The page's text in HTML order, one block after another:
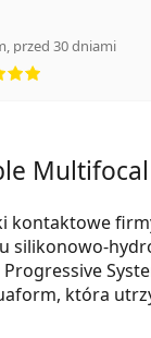
, przed 30 dniami
kontaktowe
silikonowo-
która